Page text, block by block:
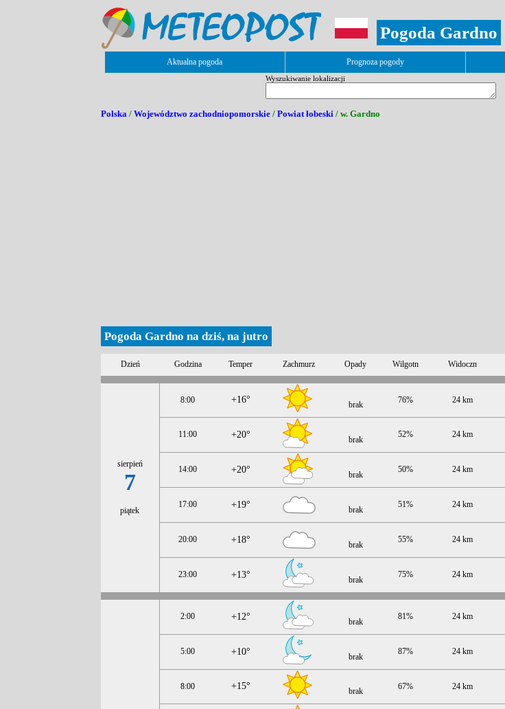
Pogoda Gardno
Aktualna pogoda Prognoza pogody
Wyszukiwanie lokalizacji
Polska / Województwo zachodniopomorskie/ Powiat łobeski / w. Gardno
Pogoda Gardno na dziś, na jutro
Dzień Godzina Temper Zachmurz Opady Wilgotn Widoczn
sierpień
7
piątek
8:00 +16° brak 76% 24 km
11:00 +20° brak
52% 24 km
14:00 +20° brak
50% 24 km
17:00 +19° brak
51% 24 km
20:00 +18° brak
55% 24 km
23:00 +13° brak
75% 24 km
2:00 +12° brak
81% 24 km
5:00 +10° brak
87% 24 km
8:00 +15° brak 67% 24 km